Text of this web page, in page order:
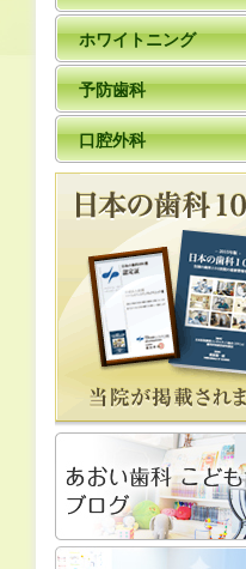
ホワイトニング
予防歯科
口腔外科